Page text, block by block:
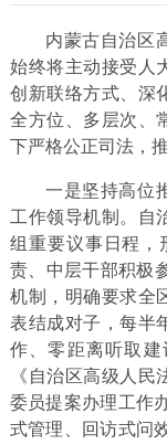
内蒙古自治区
始终将主动接受人
创新联络方式、深
全方位、多层次、
下严格公正司法，
一是坚持高位
工作领导机制。自
组重要议事日程，
责、中层干部积极
机制，明确要求全
表结成对子，每半
作、零距离听取
《自治区高级人
委员提案办理工作
式管理、回访式问